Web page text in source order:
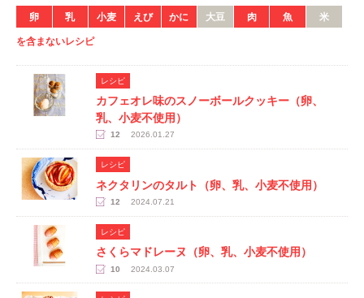
卵 乳 小麦 えび かに 大豆 肉 魚 米
を含まないレシピ
レシピ
カフェオレ味のスノーボールクッキー（卵、
乳、小麦不使用）
12 2026.01.27
レシピ
ネクタリンのタルト（卵、乳、小麦不使用）
12 2024.07.21
レシピ
さくらマドレーヌ（卵、乳、小麦不使用）
10 2024.03.07